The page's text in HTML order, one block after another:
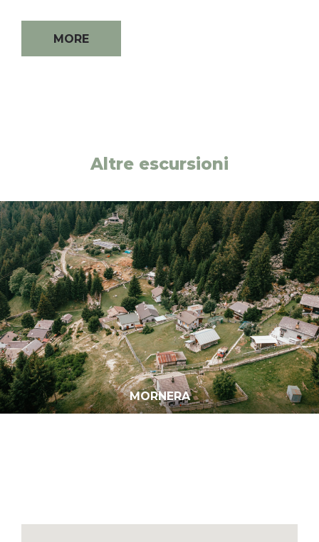
MORE
Altre escursioni
CIMA GAGGIO